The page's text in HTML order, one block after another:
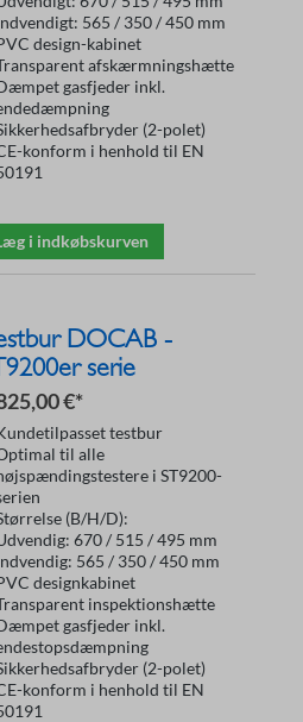
565 / 350 / 450 mm
design-kabinet
afskærmningshætte
gasfjeder inkl.
(2-polet)
konform i henhold til EN
i indkøbskurven
DOCAB -
serie
€*
testbur
til alle
i ST9200-
(B/H/D):
670 / 515 / 495 mm
565 / 350 / 450 mm
designkabinet
inspektionshætte
gasfjeder inkl.
(2-polet)
konform i henhold til EN